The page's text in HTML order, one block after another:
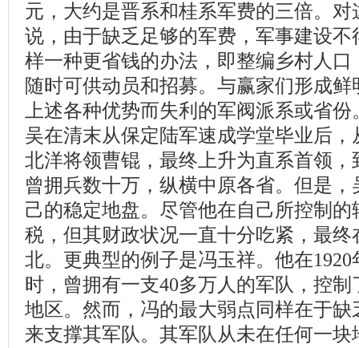
元，大约是晋系和桂系军费的三倍。
说，由于缺乏足够的军费，军事建设
样一种更省钱的办法，即整编乡村人
随时可供动员和招募。与赢家们形成
上述各种优势而失利的军阀派系或省
吴在清末从保定陆军速成学堂毕业后
北洋将领曹锟，最终上升为直系首领，
曾拥兵数十万，纵横中原各省。但是
己的稳定地盘。尽管他在自己所控制
税，但其财政状况一直十分吃紧，最
北。更典型的例子是冯玉祥。他在
时，曾拥有一支40多万人的军队，控
地区。然而，冯的最大弱点同样在于
来支撑其军队。其军队从未在任何一